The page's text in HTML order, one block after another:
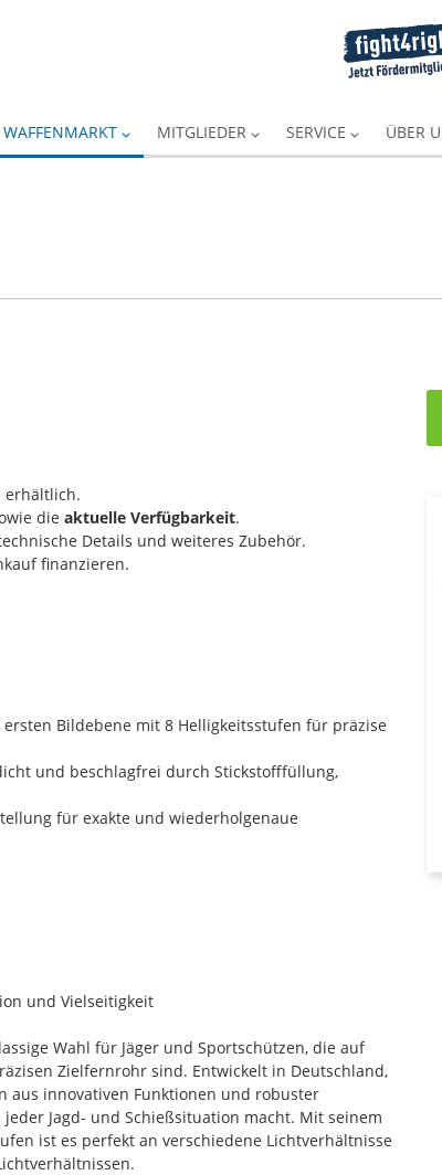
WAFFENMARKT MITGLIEDER SERVICE ÜBER
erhältlich.
die aktuelle Verfügbarkeit.
Details und weiteres Zubehör.
finanzieren.
Bildebene mit 8 Helligkeitsstufen für präzise
und beschlagfrei durch Stickstofffüllung,
für exakte und wiederholgenaue
und Vielseitigkeit
Wahl für Jäger und Sportschützen, die auf
Zielfernrohr sind. Entwickelt in Deutschland,
aus innovativen Funktionen und robuster
Jagd- und Schießsituation macht. Mit seinem
ist es perfekt an verschiedene Lichtverhältnisse